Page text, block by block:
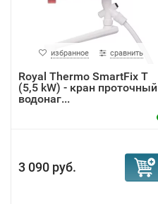
избранное сравнить
Royal Thermo SmartFix T
(5,5 kW) - кран проточный
водонаг...
3 090 руб.